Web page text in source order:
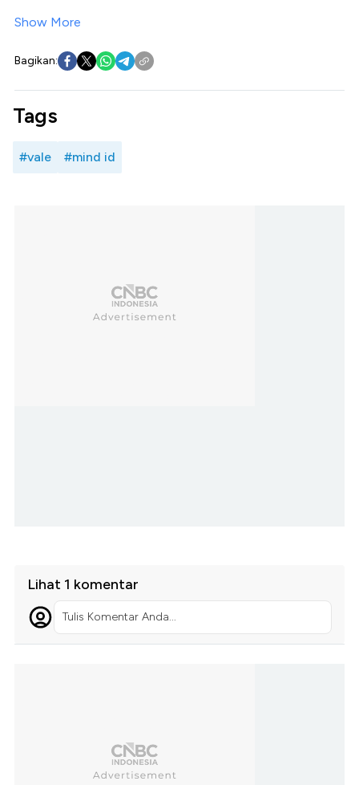
Show More
Bagikan:
Tags
#vale #mind id
Lihat 1 komentar
Tulis Komentar Anda...